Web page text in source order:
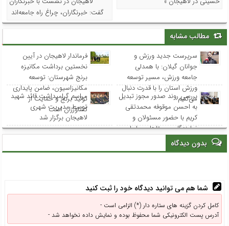
گفت: خبرنگاران، چراغ راه جامعه‌اند
مطالب مشابه
سرپرست جدید ورزش و
جوانان گیلان: با همدلی
جامعه ورزش، مسیر توسعه
ورزش استان را با قدرت دنبال
می‌کنیم
فرماندار لاهیجان در آیین
نخستین برداشت مکانیزه
برنج شهرستان: توسعه
مکانیزاسیون، ضامن پایداری
تولید برنج و حمایت از
کشاورزان است
بررسی روند صدور مجوز تبدیل
به احسن موقوفه محمدتقی
کریم با حضور مسئولان و
نمایندگان روستاهای ساحلی
مراسم گرامیداشت قائد شهید
توسط مدیریت شهری
لاهیجان برگزار شد
بدون دیدگاه
شما هم می توانید دیدگاه خود را ثبت کنید
کامل کردن گزینه های ستاره دار (*) الزامی است -
آدرس پست الکترونیکی شما محفوظ بوده و نمایش داده نخواهد شد -